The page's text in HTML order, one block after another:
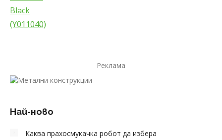
Реклама
Най-ново
Каква прахосмукачка робот да избера